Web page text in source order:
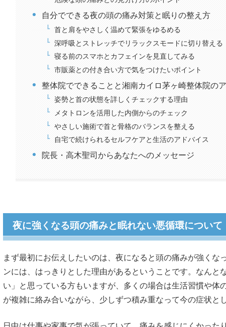
自分でできる夜の頭の痛み対策と眠りの整え方
首と肩をやさしく温めて緊張をゆるめる
深呼吸とストレッチでリラックスモードに切り替える
寝る前のスマホとカフェインを見直してみる
市販薬との付き合い方で気をつけたいポイント
整体院でできることと湘南カイロ茅ヶ崎整体院の
姿勢と首の状態を詳しくチェックする理由
メタトロンを活用した内側からのチェック
やさしい施術で首と骨格のバランスを整える
自宅で続けられるセルフケアと生活のアドバイス
院長・高木聖司からあなたへのメッセージ
夜に強くなる頭の痛みと眠れない悪循環について
まず最初にお伝えしたいのは、夜になると頭の痛みが強くな
ンには、はっきりとした理由があるということです。なんと
い」と思っている方もいますが、多くの場合は生活習慣や体
が複雑に絡み合いながら、少しずつ積み重なって今の症状と